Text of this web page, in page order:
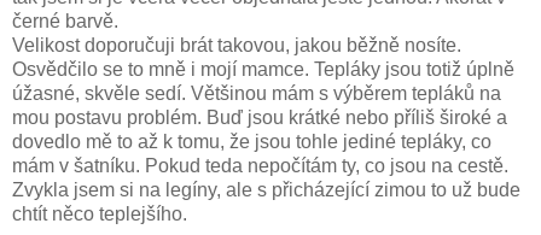
černé barvě.
Velikost doporučuji brát takovou, jakou běžně nosíte.
Osvědčilo se to mně i mojí mamce. Tepláky jsou totiž úplně
úžasné, skvěle sedí. Většinou mám s výběrem tepláků na
mou postavu problém. Buď jsou krátké nebo příliš široké a
dovedlo mě to až k tomu, že jsou tohle jediné tepláky, co
mám v šatníku. Pokud teda nepočítám ty, co jsou na cestě.
Zvykla jsem si na legíny, ale s přicházející zimou to už bude
chtít něco teplejšího.